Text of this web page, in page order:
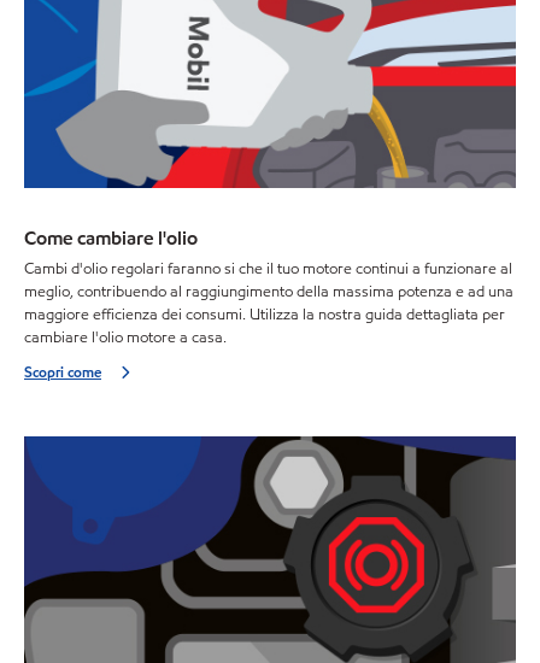
Come cambiare l'olio
Cambi d'olio regolari faranno si che il tuo motore continui a funzionare al
meglio, contribuendo al raggiungimento della massima potenza e ad una
maggiore efficienza dei consumi. Utilizza la nostra guida dettagliata per
cambiare l'olio motore a casa.
Scopri come